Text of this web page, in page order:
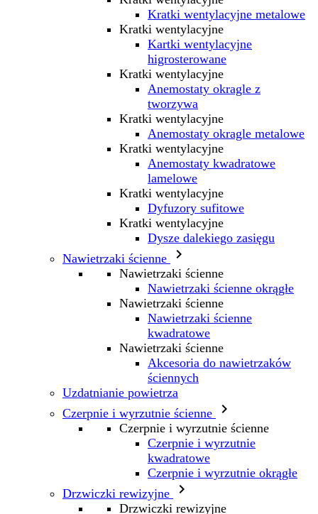
Kratki wentylacyjne metalowe
Kratki wentylacyjne
Kartki wentylacyjne
higrosterowane
Kratki wentylacyjne
Anemostaty okragle z
tworzywa
Kratki wentylacyjne
Anemostaty okragle metalowe
Kratki wentylacyjne
Anemostaty kwadratowe
lamelowe
Kratki wentylacyjne
Dyfuzory sufitowe
Kratki wentylacyjne
Dysze dalekiego zasięgu
Nawietrzaki ścienne

Nawietrzaki ścienne
Nawietrzaki ścienne okrągłe
Nawietrzaki ścienne
Nawietrzaki ścienne
kwadratowe
Nawietrzaki ścienne
Akcesoria do nawietrzaków
ściennych
Uzdatnianie powietrza
Czerpnie i wyrzutnie ścienne

Czerpnie i wyrzutnie ścienne
Czerpnie i wyrzutnie
kwadratowe
Czerpnie i wyrzutnie okrągłe
Drzwiczki rewizyjne

Drzwiczki rewizyjne